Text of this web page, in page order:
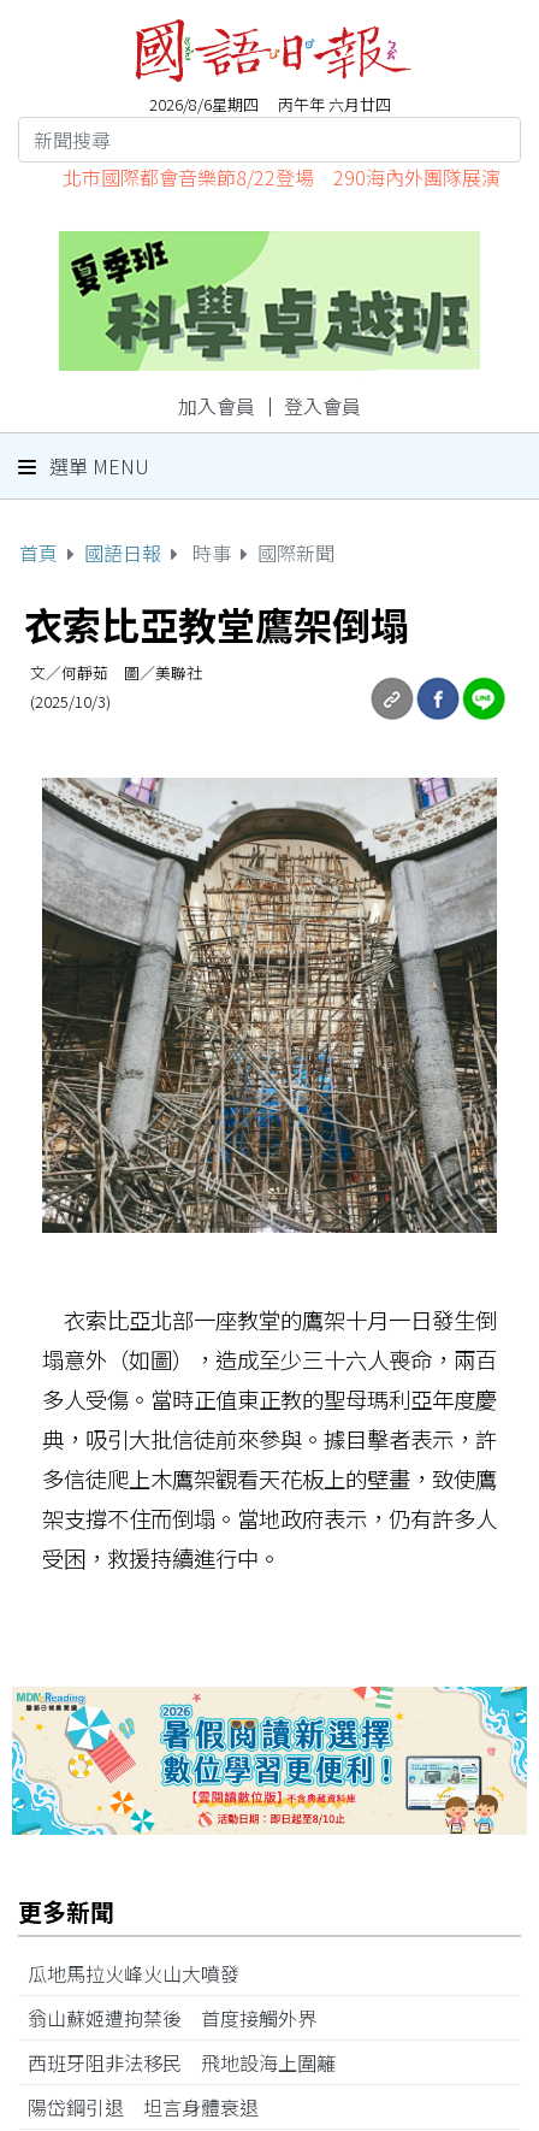
2026/8/6星期四 丙午年 六月廿四
北市國際都會音樂節8/22登場 290海內外團隊展演
加入會員 ｜ 登入會員
選單 MENU
首頁 國語日報 時事 國際新聞
衣索比亞教堂鷹架倒塌
文／何靜茹 圖／美聯社
(2025/10/3)
衣索比亞北部一座教堂的鷹架十月一日發生倒
塌意外（如圖），造成至少三十六人喪命，兩百
多人受傷。當時正值東正教的聖母瑪利亞年度慶
典，吸引大批信徒前來參與。據目擊者表示，許
多信徒爬上木鷹架觀看天花板上的壁畫，致使鷹
架支撐不住而倒塌。當地政府表示，仍有許多人
受困，救援持續進行中。
更多新聞
瓜地馬拉火峰火山大噴發
翁山蘇姬遭拘禁後 首度接觸外界
西班牙阻非法移民 飛地設海上圍籬
陽岱鋼引退 坦言身體衰退